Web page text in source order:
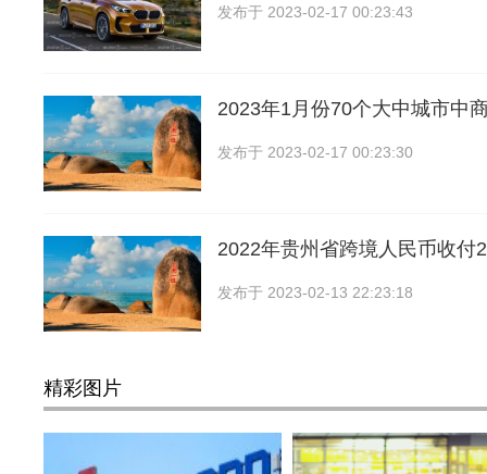
发布于 2023-02-17 00:23:43
2023年1月份70个大中城市中
发布于 2023-02-17 00:23:30
2022年贵州省跨境人民币收付
发布于 2023-02-13 22:23:18
精彩图片